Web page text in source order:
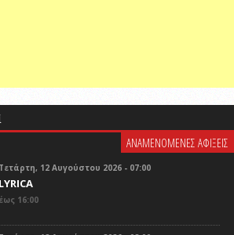
ΑΝΑΜΕΝΟΜΕΝΕΣ ΑΦΙΞΕΙΣ
Τετάρτη, 12 Αυγούστου 2026 - 07:00
LYRICA
έως 16:00